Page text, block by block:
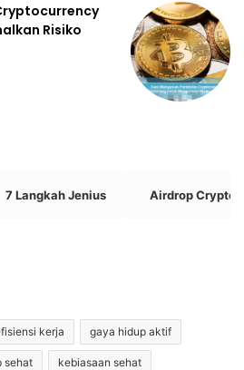
Risiko
7 Langkah Jenius Airdrop Crypto
kerja gaya hidup aktif
sehat kebiasaan sehat